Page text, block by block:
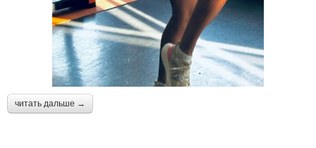
читать дальше →